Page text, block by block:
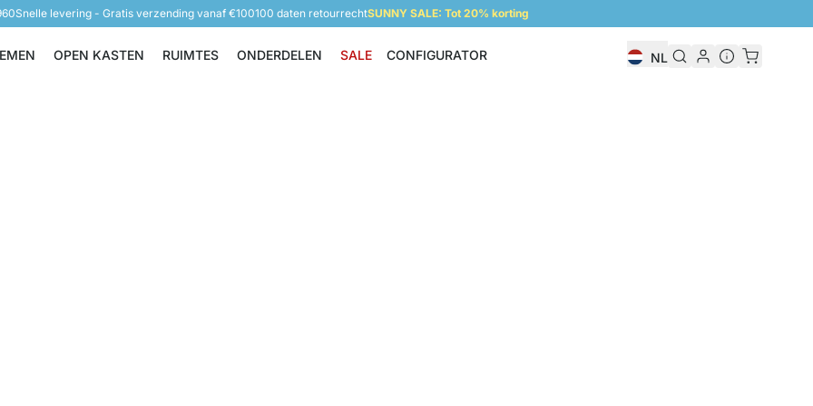
Snelle levering - Gratis verzending vanaf €100100 daten retourrechtSUNNY SALE: Tot 20% korting
Opbergsystemen
OPEN KASTEN
Open Kasten
RUIMTES
Ruimtes
ONDERDELEN
Onderdelen
SALE CONFIGURATOR NL